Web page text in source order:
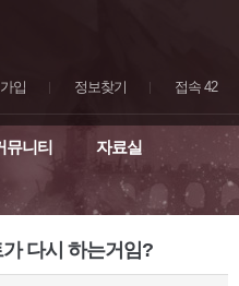
입 정보찾기 접속 42
뮤니티 자료실
다시 하는거임?